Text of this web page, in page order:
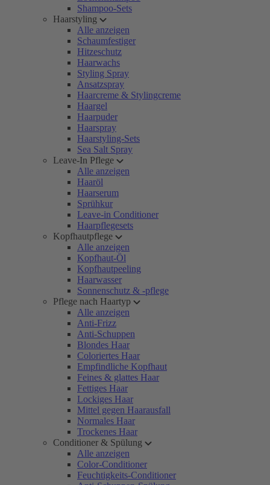
Shampoo-Sets
Haarstyling
Alle anzeigen
Schaumfestiger
Hitzeschutz
Haarwachs
Styling Spray
Ansatzspray
Haarcreme & Stylingcreme
Haargel
Haarpuder
Haarspray
Haarstyling-Sets
Sea Salt Spray
Leave-In Pflege
Alle anzeigen
Haaröl
Haarserum
Sprühkur
Leave-in Conditioner
Haarpflegesets
Kopfhautpflege
Alle anzeigen
Kopfhaut-Öl
Kopfhautpeeling
Haarwasser
Sonnenschutz & -pflege
Pflege nach Haartyp
Alle anzeigen
Anti-Frizz
Anti-Schuppen
Blondes Haar
Coloriertes Haar
Empfindliche Kopfhaut
Feines & glattes Haar
Fettiges Haar
Lockiges Haar
Mittel gegen Haarausfall
Normales Haar
Trockenes Haar
Conditioner & Spülung
Alle anzeigen
Color-Conditioner
Feuchtigkeits-Conditioner